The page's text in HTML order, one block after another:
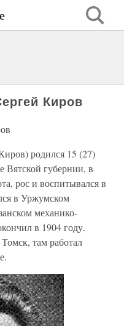
Киров
родился 15 (27)
Вятской губернии, в
рос и воспитывался в
в Уржумском
механико-
в 1904 году.
там работал